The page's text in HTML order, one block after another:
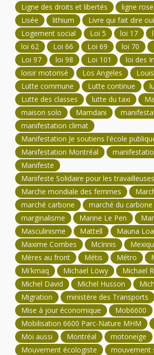
Ligne des droits et libertés ligne rose
Lisée
lithium Livre qui fait dire oui
Logement social
Loi 5 loi 17
loi 62
Loi 66 Loi 69 loi 70
Loi 97
loi 98 Loi 101
loi des
loisir motorisé
Los Angeles
Lutte commune
Lutte continue
Lutte des classes
lutte du taxi
maison solo
Mamdani
manifestation climat
Manifestation Je soutiens l'école
Manifestation Montréal
Manifeste
Manifeste Solidaire pour les
Marche mondiale des femmes
marché carbone
marché du carbone
marginalisme
Marine Le Pen
Masculinisme
Mattell
Mauna Loa
Maxime Combes
McInnis
Mères au front
Métis Métro
Mi'kmaq
Michael Löwy
Michael
Michel David
Michel Husson
Migration
ministère des Transports
Mise à jour économique
Mob6600
Mobilisation 6600 Parc-Nature MHM
Moi aussi
Montréal
motoneige
Mouvement écologiste
mouvement